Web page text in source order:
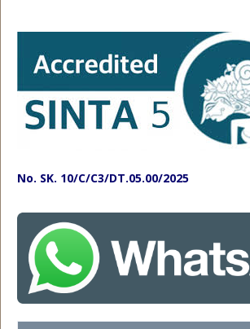
No. SK. 10/C/C3/DT.05.00/2025